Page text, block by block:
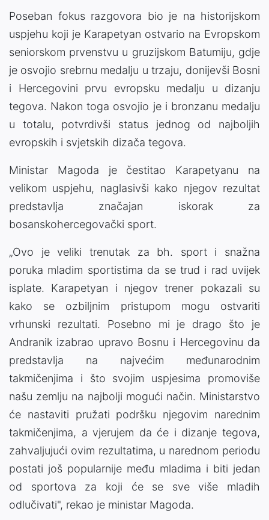
Poseban fokus razgovora bio je na historijskom
uspjehu koji je Karapetyan ostvario na Evropskom
seniorskom prvenstvu u gruzijskom Batumiju, gdje
je osvojio srebrnu medalju u trzaju, donijevši Bosni
i Hercegovini prvu evropsku medalju u dizanju
tegova. Nakon toga osvojio je i bronzanu medalju
u totalu, potvrdivši status jednog od najboljih
evropskih i svjetskih dizača tegova.
Ministar Magoda je čestitao Karapetyanu na
velikom uspjehu, naglasivši kako njegov rezultat
predstavlja značajan iskorak za
bosanskohercegovački sport.
„Ovo je veliki trenutak za bh. sport i snažna
poruka mladim sportistima da se trud i rad uvijek
isplate. Karapetyan i njegov trener pokazali su
kako se ozbiljnim pristupom mogu ostvariti
vrhunski rezultati. Posebno mi je drago što je
Andranik izabrao upravo Bosnu i Hercegovinu da
predstavlja na najvećim međunarodnim
takmičenjima i što svojim uspjesima promoviše
našu zemlju na najbolji mogući način. Ministarstvo
će nastaviti pružati podršku njegovim narednim
takmičenjima, a vjerujem da će i dizanje tegova,
zahvaljujući ovim rezultatima, u narednom periodu
postati još popularnije među mladima i biti jedan
od sportova za koji će se sve više mladih
odlučivati", rekao je ministar Magoda.